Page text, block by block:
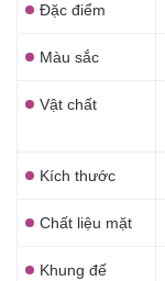
Đặc điểm
Màu sắc
Vật chất
Kích thước
Chất liệu mặt
Khung đế